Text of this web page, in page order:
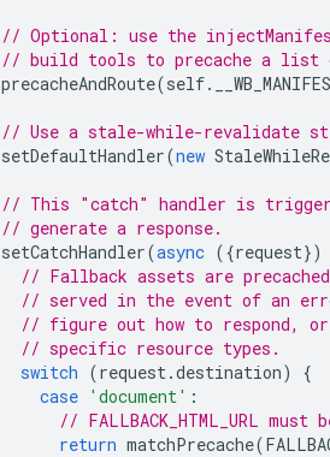
// Optional: use the
// build tools to precache a list
precacheAndRoute(self.
// Use a stale-while-revalidate
setDefaultHandler(new
// This "catch" handler is
// generate a response.
setCatchHandler(async ({request})
// Fallback assets are
// served in the event of an
// figure out how to respond,
// specific resource types.
switch (request.destination)
{
case 'document' :
// FALLBACK_HTML_URL
return matchPrecache(